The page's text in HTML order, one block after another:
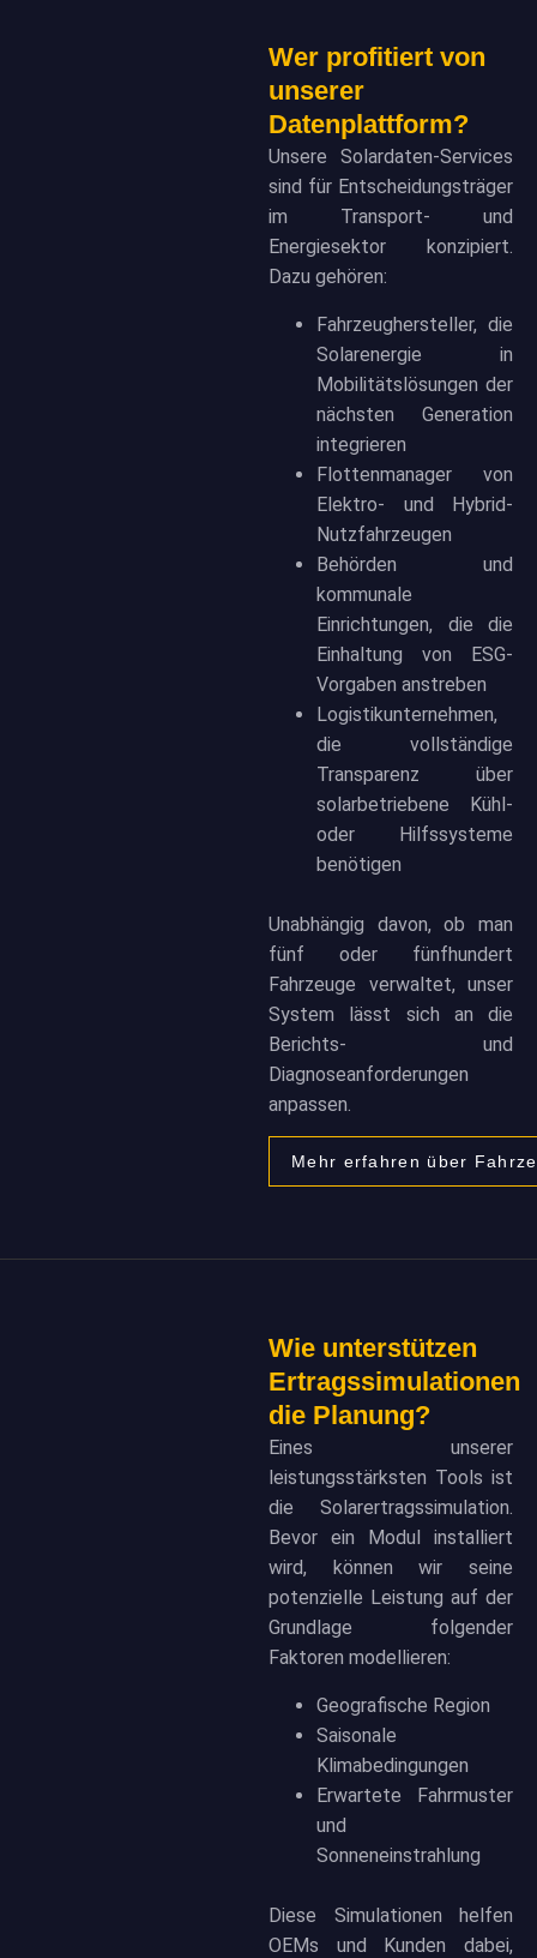
Wer profitiert von
unserer
Datenplattform?
Unsere Solardaten-Services
sind für Entscheidungsträger
im Transport- und
Energiesektor konzipiert.
Dazu gehören:
Fahrzeughersteller, die
Solarenergie in
Mobilitätslösungen der
nächsten Generation
integrieren
Flottenmanager von
Elektro- und Hybrid-
Nutzfahrzeugen
Behörden und
kommunale
Einrichtungen, die die
Einhaltung von ESG-
Vorgaben anstreben
Logistikunternehmen,
die vollständige
Transparenz über
solarbetriebene Kühl-
oder Hilfssysteme
benötigen
Unabhängig davon, ob man
fünf oder fünfhundert
Fahrzeuge verwaltet, unser
System lässt sich an die
Berichts- und
Diagnoseanforderungen
anpassen.
Mehr erfahren über
Wie unterstützen
Ertragssimulationen
die Planung?
Eines unserer
leistungsstärksten Tools ist
die Solarertragssimulation.
Bevor ein Modul installiert
wird, können wir seine
potenzielle Leistung auf der
Grundlage folgender
Faktoren modellieren:
Geografische Region
Saisonale
Klimabedingungen
Erwartete Fahrmuster
und
Sonneneinstrahlung
Diese Simulationen helfen
OEMs und Kunden dabei,